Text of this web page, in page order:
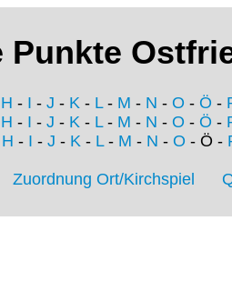
Punkte
H - I - J - K - L- M - N - O - Ö -
H - I - J - K - L- M - N - O - Ö -
H - I - J - K- L- M - N - O - Ö -
Zuordnung Ort/Kirchspiel